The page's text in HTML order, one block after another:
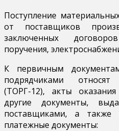
Поступление
от поставщиков
заключенных
поручения,
К первичным
подрядчиками
(ТОРГ-12), акты
другие документы,
поставщиками, а также
платежные документы: